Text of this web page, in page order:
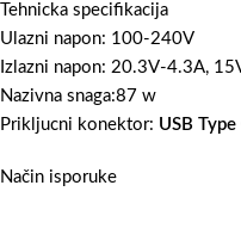
Tehnicka specifikacija
Ulazni napon: 100-240V
Izlazni napon: 20.3V-4.3A,
Nazivna snaga:87 w
Prikljucni konektor: USB Type
Način isporuke